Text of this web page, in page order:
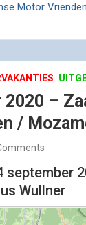
Motor
–
/
september
Wullner